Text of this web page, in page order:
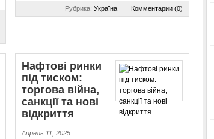
Рубрика: Україна Комментарии (0)
Нафтові ринки
під тиском:
торгова війна,
санкції та нові
відкриття
Апрель 11, 2025